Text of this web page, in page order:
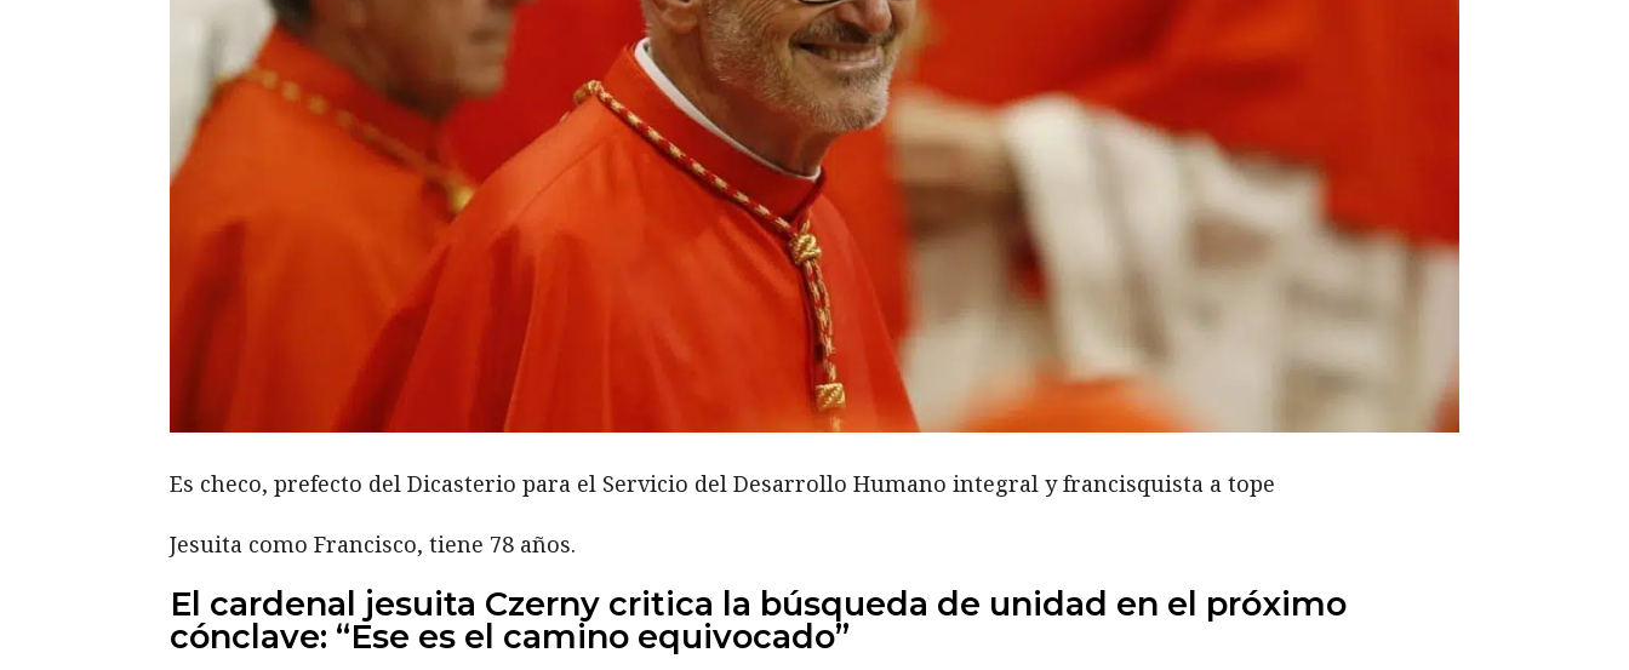
Es checo, prefecto del Dicasterio para el Servicio del Desarrollo Humano integral y francisquista a tope
Jesuita como Francisco, tiene 78 años.
El cardenal jesuita Czerny critica la búsqueda de unidad en el próximo
cónclave: “Ese es el camino equivocado”